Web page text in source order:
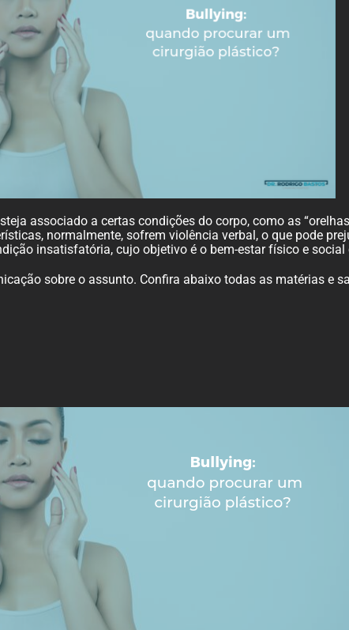
associado a certas condições do corpo, como as
normalmente, sofrem violência verbal, o que pode
insatisfatória, cujo objetivo é o bem-estar físico e social
sobre o assunto. Confira abaixo todas as matérias e